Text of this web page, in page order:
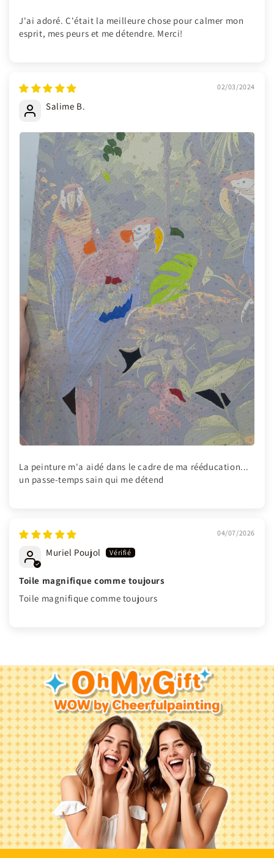
J'ai adoré. C'était la meilleure chose pour calmer mon
esprit, mes peurs et me détendre. Merci!
02/03/2024
Salime B.
La peinture m'a aidé dans le cadre de ma rééducation...
un passe-temps sain qui me détend
04/07/2026
Muriel Poujol
Toile magnifique comme toujours
Toile magnifique comme toujours